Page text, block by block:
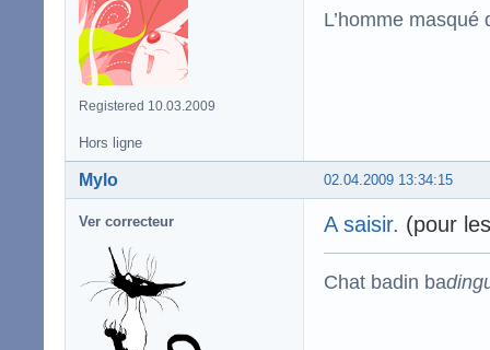
Registered 10.03.2009
L’homme
Hors ligne
02.04.2009 13:34:15
Mylo
Ver correcteur A saisir. (pour
Chat badin ba